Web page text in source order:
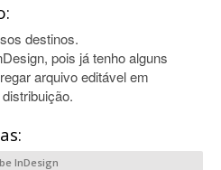
destinos.
pois já tenho alguns
arquivo editável em
InDesign